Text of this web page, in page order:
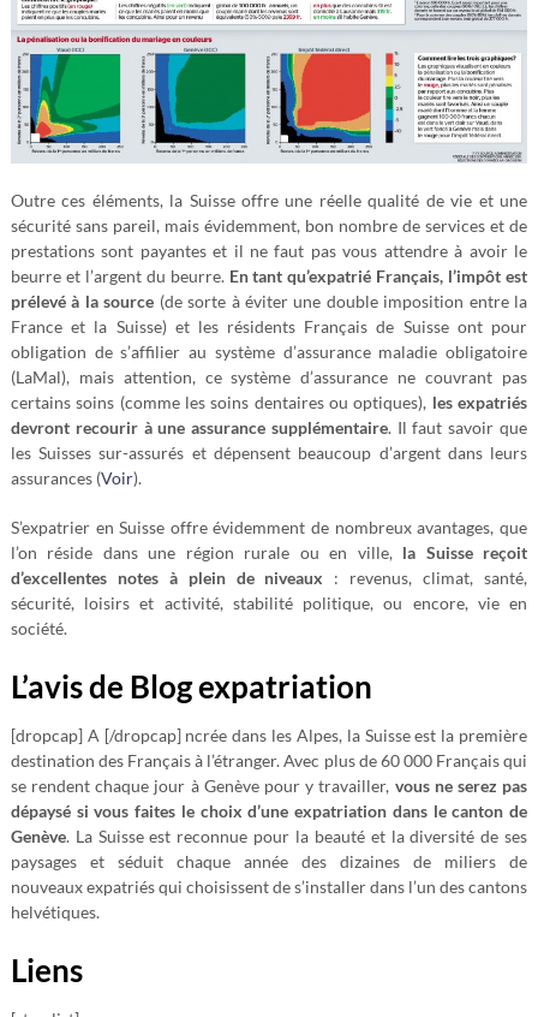
Outre ces éléments, la Suisse offre une réelle qualité de vie et une
sécurité sans pareil, mais évidemment, bon nombre de services et de
prestations sont payantes et il ne faut pas vous attendre à avoir le
beurre et l’argent du beurre. En tant qu’expatrié Français, l’impôt est
prélevé à la source (de sorte à éviter une double imposition entre la
France et la Suisse) et les résidents Français de Suisse ont pour
obligation de s’affilier au système d’assurance maladie obligatoire
(LaMal), mais attention, ce système d’assurance ne couvrant pas
certains soins (comme les soins dentaires ou optiques), les expatriés
devront recourir à une assurance supplémentaire. Il faut savoir que
les Suisses sur-assurés et dépensent beaucoup d’argent dans leurs
assurances (Voir).
S’expatrier en Suisse offre évidemment de nombreux avantages, que
l’on réside dans une région rurale ou en ville, la Suisse reçoit
d’excellentes notes à plein de niveaux : revenus, climat, santé,
sécurité, loisirs et activité, stabilité politique, ou encore, vie en
société.
L’avis de Blog expatriation
[dropcap] A [/dropcap] ncrée dans les Alpes, la Suisse est la première
destination des Français à l’étranger. Avec plus de 60 000 Français qui
se rendent chaque jour à Genève pour y travailler, vous ne serez pas
dépaysé si vous faites le choix d’une expatriation dans le canton de
Genève. La Suisse est reconnue pour la beauté et la diversité de ses
paysages et séduit chaque année des dizaines de miliers de
nouveaux expatriés qui choisissent de s’installer dans l’un des cantons
helvétiques.
Liens